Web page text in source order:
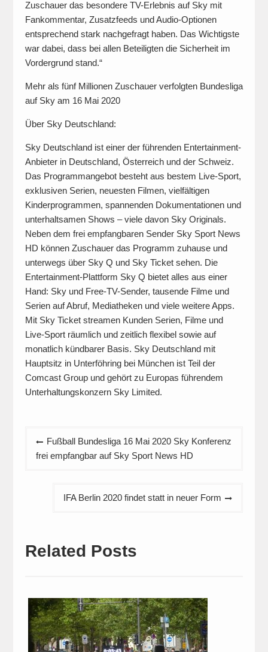
Zuschauer das besondere TV-Erlebnis auf Sky mit
Fankommentar, Zusatzfeeds und Audio-Optionen
entsprechend stark nachgefragt haben. Das Wichtigste
war dabei, dass bei allen Beteiligten die Sicherheit im
Vordergrund stand.“
Mehr als fünf Millionen Zuschauer verfolgten Bundesliga
auf Sky am 16 Mai 2020
Über Sky Deutschland:
Sky Deutschland ist einer der führenden Entertainment-
Anbieter in Deutschland, Österreich und der Schweiz.
Das Programmangebot besteht aus bestem Live-Sport,
exklusiven Serien, neuesten Filmen, vielfältigen
Kinderprogrammen, spannenden Dokumentationen und
unterhaltsamen Shows – viele davon Sky Originals.
Neben dem frei empfangbaren Sender Sky Sport News
HD können Zuschauer das Programm zuhause und
unterwegs über Sky Q und Sky Ticket sehen. Die
Entertainment-Plattform Sky Q bietet alles aus einer
Hand: Sky und Free-TV-Sender, tausende Filme und
Serien auf Abruf, Mediatheken und viele weitere Apps.
Mit Sky Ticket streamen Kunden Serien, Filme und
Live-Sport räumlich und zeitlich flexibel sowie auf
monatlich kündbarer Basis. Sky Deutschland mit
Hauptsitz in Unterföhring bei München ist Teil der
Comcast Group und gehört zu Europas führendem
Unterhaltungskonzern Sky Limited.
Beitragsnavigation
Fußball Bundesliga 16 Mai 2020 Sky Konferenz
frei empfangbar auf Sky Sport News HD
IFA Berlin 2020 findet statt in neuer Form
Related Posts